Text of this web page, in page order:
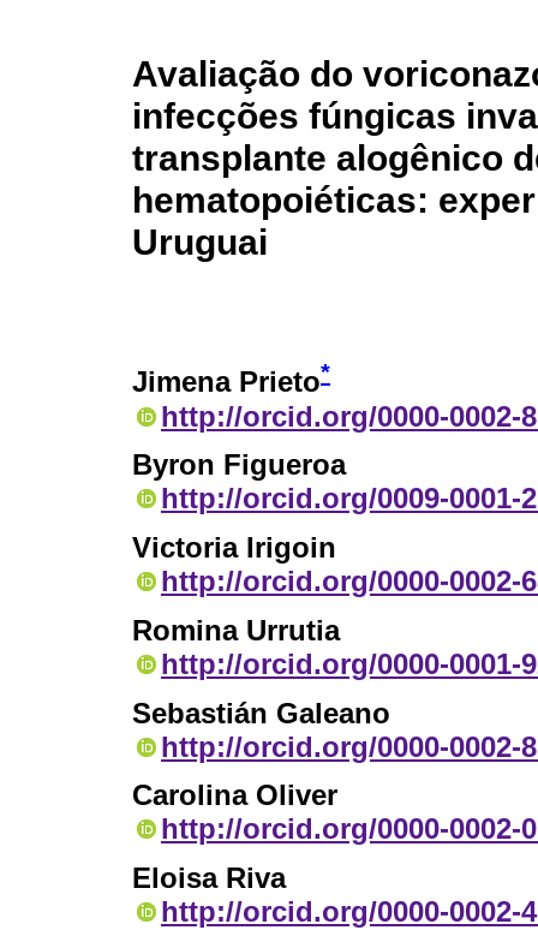
Avaliação do
infecções fúngicas
transplante alogênico
hematopoiéticas:
Uruguai
Jimena Prieto*
http://orcid.org/0000-0002-
Byron Figueroa
http://orcid.org/0009-0001-
Victoria Irigoin
http://orcid.org/0000-0002-
Romina Urrutia
http://orcid.org/0000-0001-
Sebastián Galeano
http://orcid.org/0000-0002-
Carolina Oliver
http://orcid.org/0000-0002-
Eloisa Riva
http://orcid.org/0000-0002-